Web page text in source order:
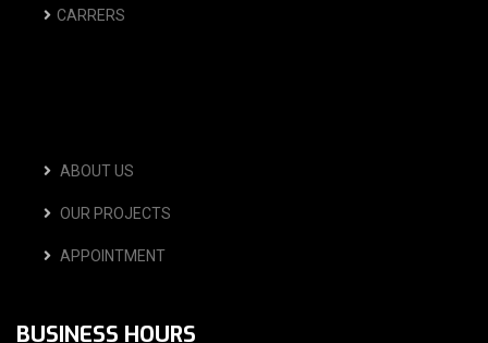
CARRERS
ABOUT US
OUR PROJECTS
APPOINTMENT
BUSINESS HOURS